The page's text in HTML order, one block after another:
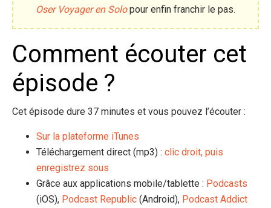
Oser Voyager en Solopour enfin franchir le pas.
Comment écouter cet
épisode ?
Cet épisode dure 37 minutes et vous pouvez l’écouter :
Sur la plateforme iTunes
Téléchargement direct (mp3) : clic droit, puis
enregistrez sous
Grâce aux applications mobile/tablette : Podcasts
(iOS), Podcast Republic (Android), Podcast Addict